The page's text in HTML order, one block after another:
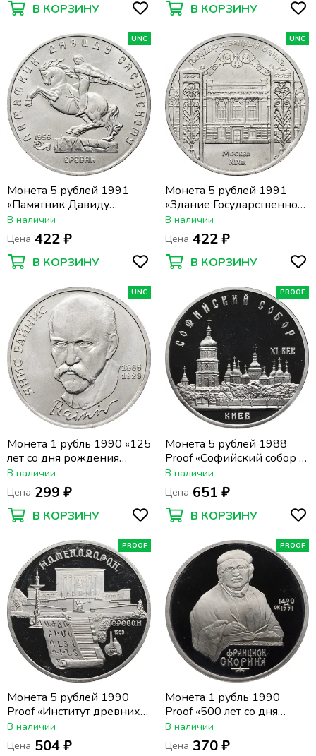
В КОРЗИНУ В КОРЗИНУ
UNC
Монета 5 рублей 1991
«Памятник Давиду
Сасунскому в Ереване»
В наличии
Цена 422 ₽
В КОРЗИНУ
UNC
Монета 5 рублей 1991
«Здание Государственного
банка в Москве» (ГосБанк)
В наличии
Цена 422 ₽
В КОРЗИНУ
UNC
Монета 1 рубль 1990 «125
лет со дня рождения
латышского писателя
Яниса Райниса»
В наличии
Цена 299 ₽
В КОРЗИНУ
PROOF
Монета 5 рублей 1988
Proof «Софийский собор в
Киеве» капсула
В наличии
Цена 651 ₽
В КОРЗИНУ
PROOF
Монета 5 рублей 1990
Proof «Институт древних
рукописей Матенадаран в
Ереване»
В наличии
Цена 504 ₽
PROOF
Монета 1 рубль 1990
Proof «500 лет со дня
рождения Ф. Скорины»
капсула
В наличии
Цена 370 ₽